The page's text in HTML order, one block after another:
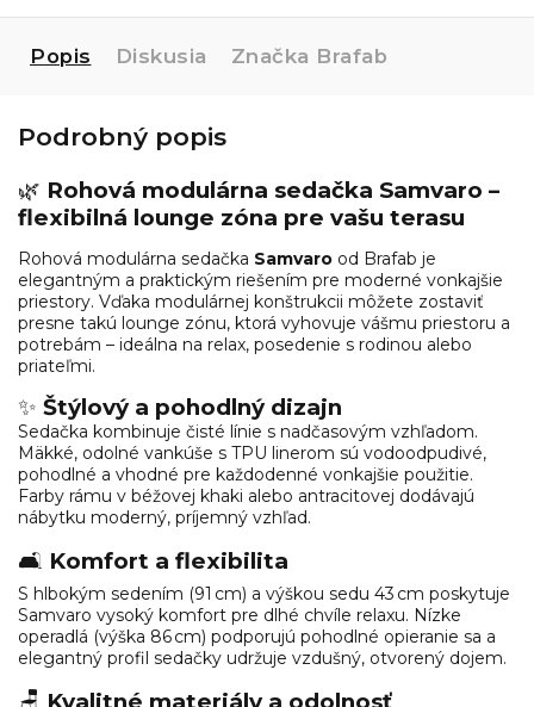
Popis Diskusia Značka Brafab
Podrobný popis
🌿 Rohová modulárna sedačka Samvaro –
flexibilná lounge zóna pre vašu terasu
Rohová modulárna sedačka Samvaro od Brafab je
elegantným a praktickým riešením pre moderné vonkajšie
priestory. Vďaka modulárnej konštrukcii môžete zostaviť
presne takú lounge zónu, ktorá vyhovuje vášmu priestoru a
potrebám – ideálna na relax, posedenie s rodinou alebo
priateľmi.
✨ Štýlový a pohodlný dizajn
Sedačka kombinuje čisté línie s nadčasovým vzhľadom.
Mäkké, odolné vankúše s TPU linerom sú vodoodpudivé,
pohodlné a vhodné pre každodenné vonkajšie použitie.
Farby rámu v béžovej khaki alebo antracitovej dodávajú
nábytku moderný, príjemný vzhľad.
🛋️ Komfort a flexibilita
S hlbokým sedením (91 cm) a výškou sedu 43 cm poskytuje
Samvaro vysoký komfort pre dlhé chvíle relaxu. Nízke
operadlá (výška 86 cm) podporujú pohodlné opieranie sa a
elegantný profil sedačky udržuje vzdušný, otvorený dojem.
🪑 Kvalitné materiály a odolnosť